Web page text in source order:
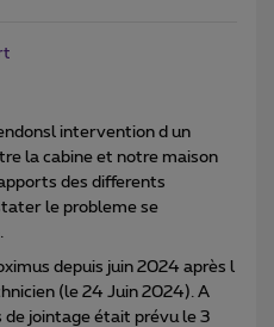
intervention d un
la cabine et notre maison
des differents
le probleme se
depuis juin 2024 après l
(le 24 Juin 2024). A
de jointage était prévu le 3